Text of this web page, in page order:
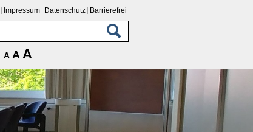
Impressum Datenschutz Barrierefrei
A A A